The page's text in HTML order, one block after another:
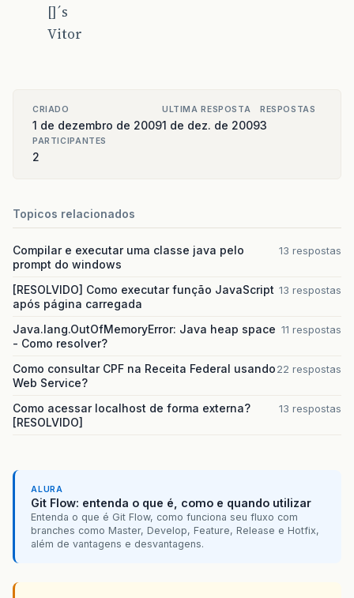
[]´s
Vitor
CRIADO
1 de dezembro de 2009
ULTIMA RESPOSTA
1 de dez. de 2009
RESPOSTAS
3
PARTICIPANTES
2
Topicos relacionados
Compilar e executar uma classe java pelo
prompt do windows
13 respostas
[RESOLVIDO] Como executar função JavaScript
após página carregada
13 respostas
Java.lang.OutOfMemoryError: Java heap space
- Como resolver?
11 respostas
Como consultar CPF na Receita Federal usando
Web Service?
22 respostas
Como acessar localhost de forma externa?
[RESOLVIDO]
13 respostas
ALURA
Git Flow: entenda o que é, como e quando utilizar
Entenda o que é Git Flow, como funciona seu fluxo com
branches como Master, Develop, Feature, Release e Hotfix,
além de vantagens e desvantagens.